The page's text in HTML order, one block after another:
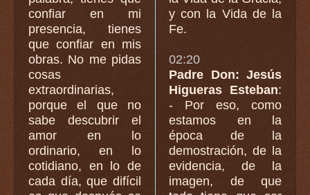
confiar en mi
presencia, tienes
que confiar en mis
obras. No me pidas
cosas
extraordinarias,
porque el que no
sabe descubrir el
amor en lo
ordinario, en lo
cotidiano, en lo de
cada día, que difícil
y con la Vida de la
Fe.
02:20
Padre Don: Jesús
Higueras Esteban:
- Por eso, como
estamos en la
época de la
demostración, de la
evidencia, de la
imagen, de que